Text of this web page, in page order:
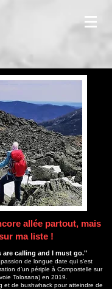
allée partout, mais
ma liste !
are calling and I must go."
de longue date qui s’est
d’un périple à Compostelle sur
Tolosana) en 2019.
et de bushwhack pour atteindre de